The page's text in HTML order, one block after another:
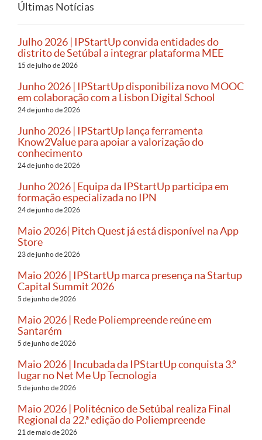
Últimas Notícias
Julho 2026 | IPStartUp convida entidades do
distrito de Setúbal a integrar plataforma MEE
15 de julho de 2026
Junho 2026 | IPStartUp disponibiliza novo MOOC
em colaboração com a Lisbon Digital School
24 de junho de 2026
Junho 2026 | IPStartUp lança ferramenta
Know2Value para apoiar a valorização do
conhecimento
24 de junho de 2026
Junho 2026 | Equipa da IPStartUp participa em
formação especializada no IPN
24 de junho de 2026
Maio 2026| Pitch Quest já está disponível na App
Store
23 de junho de 2026
Maio 2026 | IPStartUp marca presença na Startup
Capital Summit 2026
5 de junho de 2026
Maio 2026 | Rede Poliempreende reúne em
Santarém
5 de junho de 2026
Maio 2026 | Incubada da IPStartUp conquista 3.º
lugar no Net Me Up Tecnologia
5 de junho de 2026
Maio 2026 | Politécnico de Setúbal realiza Final
Regional da 22.ª edição do Poliempreende
21 de maio de 2026